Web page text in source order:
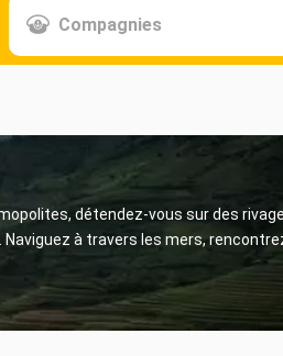
Compagnies
détendez-vous sur des
à travers les mers,